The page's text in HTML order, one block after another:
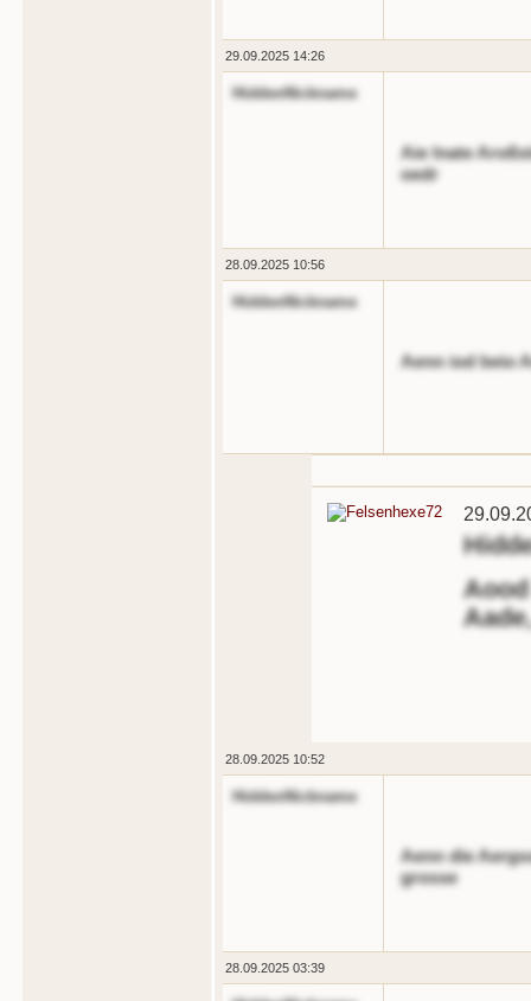
29.09.2025 14:26
HiddenNickname
Aie lnate
oedr
28.09.2025 10:56
HiddenNickname
Aenn iod beio
28.09.2025 10:52
HiddenNickname
Aenn die
grosse
28.09.2025 03:39